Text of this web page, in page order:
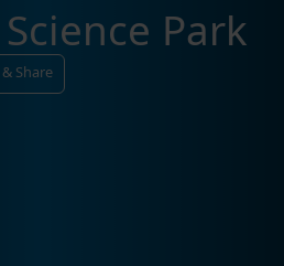
Park
Share